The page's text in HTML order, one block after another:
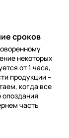
сроков
некоторых
от 1 часа,
продукции –
когда все
опоздания
часть